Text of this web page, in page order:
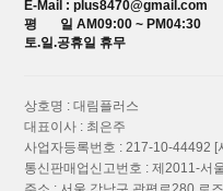
E-Mail : plus8470@gmail.com
평 일 AM09:00 ~ PM04:30
토.일.공휴일 휴무
상호명 : 대림플러스
대표이사 : 최은주
사업자등록번호 : 217-10-44492 [
통신판매업신고번호 : 제2011-서